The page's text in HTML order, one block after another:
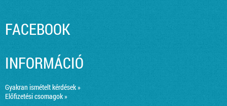
FACEBOOK
INFORMÁCIÓ
Gyakran ismételt kérdések »
Előfizetési csomagok »